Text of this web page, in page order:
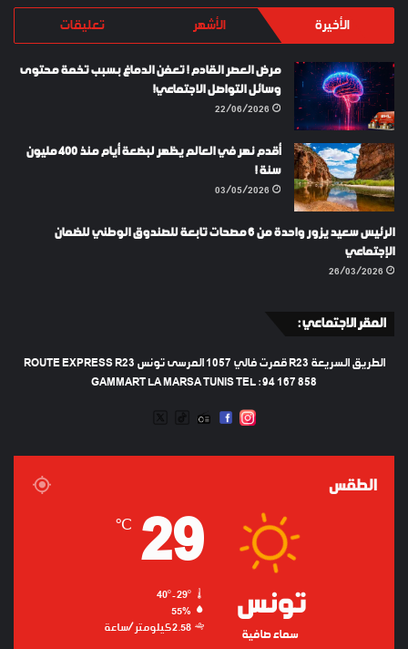
الأخيرة الأشهر تعليقات
مرض العصر القادم ! تعفن الدماغ بسبب تخمة محتوى
وسائل التواصل الاجتماعي!
22/06/2026
أقدم نهر في العالم يظهر لبضعة أيام منذ 400 مليون
سنة !
03/05/2026
الرئيس سعيد يزور واحدة من 6 مصحات تابعة للصندوق الوطني للضمان
الإجتماعي
26/03/2026
المقر الاجتماعي :
الطريق السريعة R23 قمرت فالي 1057 المرسى تونس ROUTE EXPRESS R23
GAMMART LA MARSA TUNIS TEL : 94 167 858
INSTAGRAM
FACEBOOK
RADIO
TIKTOK
الطقس
تونس
سماء صافية
29
℃
55%
2.58 كيلومتر/ساعة